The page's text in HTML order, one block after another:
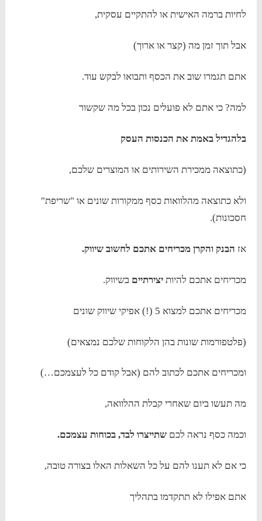
לחיות ברמה האישית או להתקיים עסקית,
אבל תוך זמן מה (קצר או ארוך)
אתם תגמרו שוב את הכסף ותבואו לבקש עוד.
למה? כי אתם לא פועלים נכון בכל מה שקשור
בלהגדיל באמת את הכנסות העסק
(כתוצאה ממכירת השירותים או המוצרים שלכם,
ולא כתוצאה מהלוואות כסף ממקורות שונים או "שריפת"
חסכונות).
אז הבנק והקרן מכריחים אתכם לחשוב שיווק.
מכריחים אתכם להיותיצירתיים בשיווק.
מכריחים אתכם למצוא 5 (!) אפיקי שיווק שונים
(פלטפורמות שונות בהן הלקוחות שלכם נמצאים)
ומכריחים אתכם לכתוב להם (אבל קודם כל לעצמכם…)
מה תעשו ביום שאחרי קבלת ההלוואה,
וכמה כסף נראה לכםשתייצרו לבד, בכוחות עצמכם.
כי אם לא תענו להם על כל השאלות האלו בצורה טובה,
אתם אפילו לא תתקדמו בתהליך